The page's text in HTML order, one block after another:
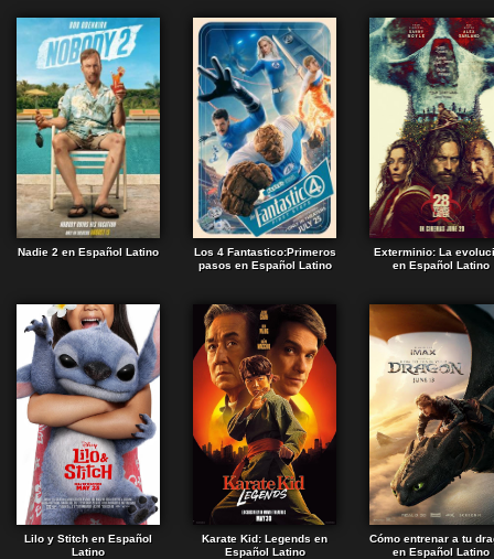
Nadie 2 en Español Latino
Los 4 Fantastico:Primeros
pasos en Español Latino
Exterminio: La
en Español Latino
Lilo y Stitch en Español
Latino
Karate Kid: Legends en
Español Latino
Cómo entrenar a tu
en Español Latino